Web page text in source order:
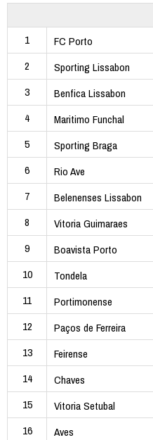
1
FC Porto
2
Sporting Lissabon
3
Benfica Lissabon
4
Maritimo Funchal
5
Sporting Braga
6
Rio Ave
7
Belenenses Lissabon
8
Vitoria Guimaraes
9
Boavista Porto
10
Tondela
11
Portimonense
12
Paços de Ferreira
13
Feirense
14
Chaves
15
Vitoria Setubal
16
Aves